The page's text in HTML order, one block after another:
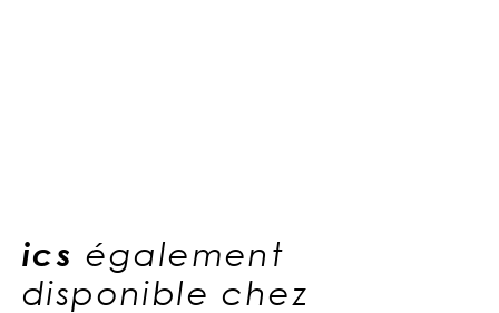
ics également
disponible chez